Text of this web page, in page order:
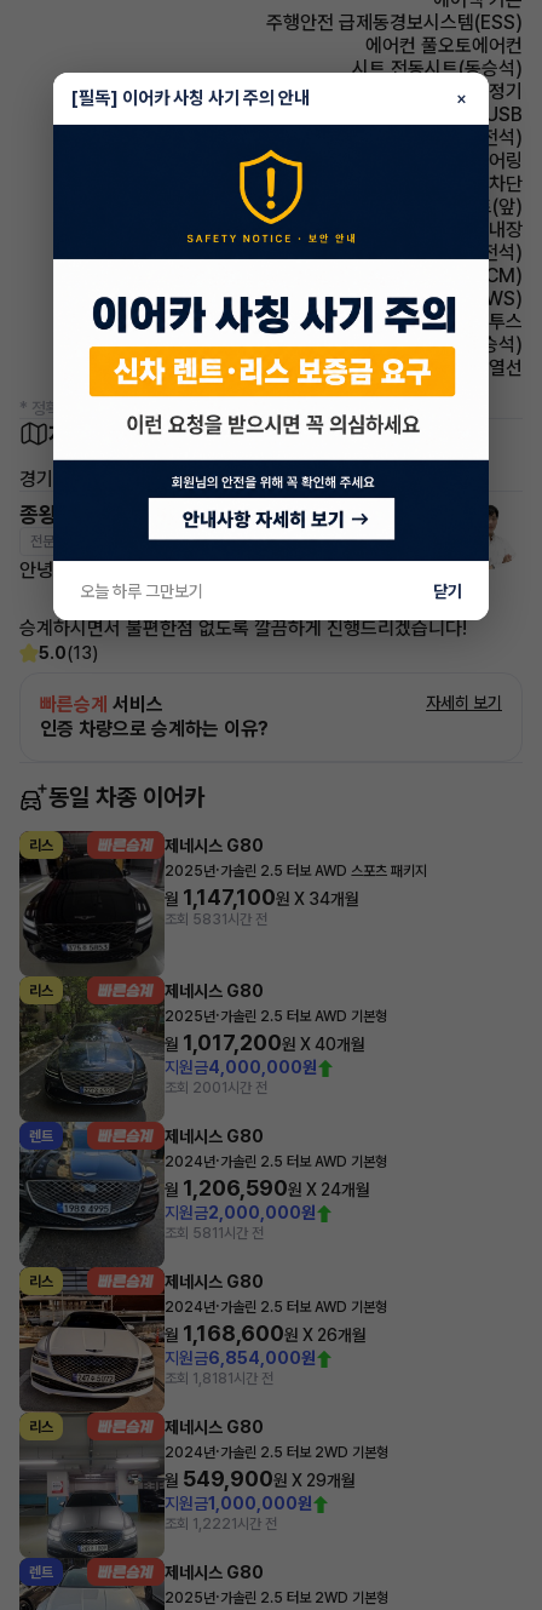
주행안전 급제동경보시스템(ESS)
에어컨 풀오토에어컨
시트 전동시트(동승석)
에어컨 공기청정기
유무선단자 USB
시트 메모리시트(운전석)
스티어링휠 텔레스코픽 스티어링
윈드실드(앞유리) 자외선 차단
시트 열선시트(앞)
룸미러 하이패스 내장
시트 통풍시트(운전석)
룸미러 전자식 룸미러(ECM)
주행안전 차선이탈경보(LDWS)
유무선단자 블루투스
시트 통풍시트(동승석)
사이드미러 열선
* 정확한 정보는 판매자와 반드시 확인하시기 바랍니다.
차량 위치
경기 남양주시
종왕현 매니저
전문교육수료 자격인증완료
안녕하세요~ 이어카 종왕현 매니저입니다.
승계하시면서 불편한점 없도록 깔끔하게 진행드리겠습니다!
5.0(13)
빠른승계 서비스
인증 차량으로 승계하는 이유?
자세히 보기
동일 차종 이어카
리스 제네시스 G80
2025년·가솔린 2.5 터보 AWD 스포츠 패키지
월 1,147,100원 X 34개월
조회 5831시간 전
리스 제네시스 G80
2025년·가솔린 2.5 터보 AWD 기본형
월 1,017,200원 X40개월
지원금4,000,000원
조회 2001시간 전
렌트 제네시스 G80
2024년·가솔린 2.5 터보 AWD 기본형
월 1,206,590원 X 24개월
지원금2,000,000원
조회 581 1시간 전
리스 제네시스 G80
2024년·가솔린 2.5 터보 AWD 기본형
월 1,168,600원 X 26개월
지원금6,854,000원
조회 1,8181시간 전
리스 제네시스 G80
2024년·가솔린 2.5 터보 2WD 기본형
월 549,900원 X 29개월
지원금1,000,000원
조회 1,2221시간 전
렌트 제네시스 G80
2025년·가솔린 2.5 터보 2WD 기본형
[필독] 이어카 사칭 사기 주의 안내 ×
오늘 하루 그만보기 닫기